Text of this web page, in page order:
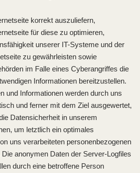
korrekt auszuliefern,
für diese zu optimieren,
unserer IT-Systeme und der
zu gewährleisten sowie
im Falle eines Cyberangriffes die
Informationen bereitzustellen.
und Informationen werden durch uns
und ferner mit dem Ziel ausgewertet,
Datensicherheit in unserem
um letztlich ein optimales
uns verarbeiteten personenbezogenen
anonymen Daten der Server-Logfiles
durch eine betroffene Person